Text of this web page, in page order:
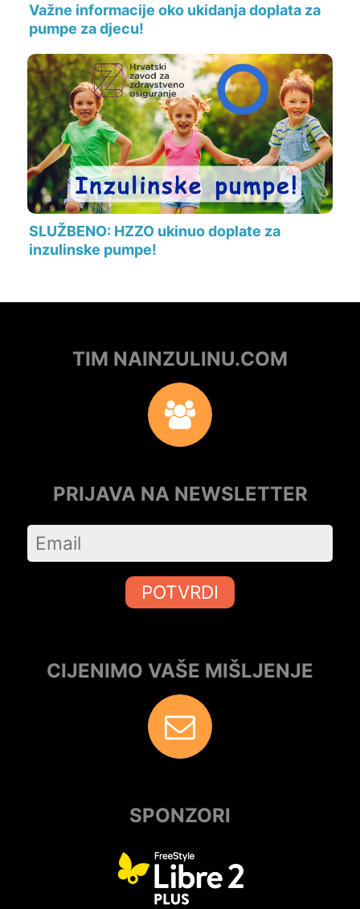
Važne informacije oko ukidanja doplata za
pumpe za djecu!
SLUŽBENO: HZZO ukinuo doplate za
inzulinske pumpe!
TIM NAINZULINU.COM
PRIJAVA NA NEWSLETTER
POTVRDI
CIJENIMO VAŠE MIŠLJENJE
SPONZORI